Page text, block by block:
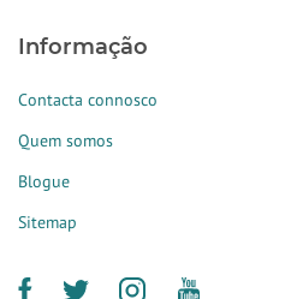
Informação
Contacta connosco
Quem somos
Blogue
Sitemap